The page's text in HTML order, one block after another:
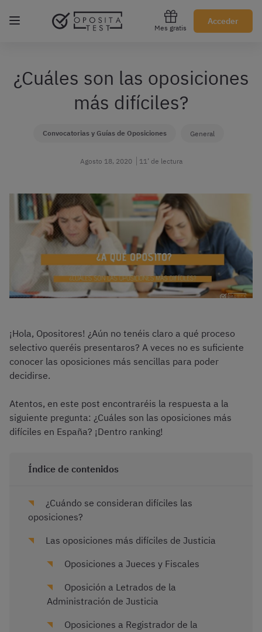
Mes gratis
Acceder
Regístrate gratis
¿Cuáles son las oposiciones
más difíciles?
Convocatorias y Guías de Oposiciones General
Agosto 18, 2020 11’ de lectura
¡Hola, Opositores! ¿Aún no tenéis claro a qué proceso
selectivo queréis presentaros? A veces no es suficiente
conocer las oposiciones más sencillas para poder
decidirse.
Atentos, en este post encontraréis la respuesta a la
siguiente pregunta: ¿Cuáles son las oposiciones más
difíciles en España? ¡Dentro ranking!
Índice de contenidos
¿Cuándo se consideran difíciles las
oposiciones?
Las oposiciones más difíciles de Justicia
Oposiciones a Jueces y Fiscales
Oposición a Letrados de la
Administración de Justicia
Oposiciones a Registrador de la